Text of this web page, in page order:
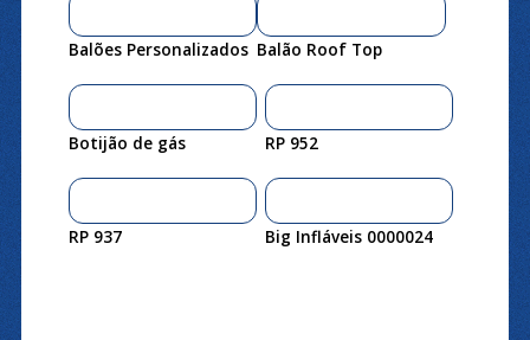
Balões Personalizados Balão Roof Top
Botijão de gás RP 952
RP 937 Big Infláveis 0000024